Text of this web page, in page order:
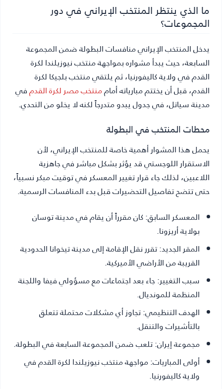
ما الذي ينتظر المنتخب الإيراني في دور
المجموعات؟
يدخل المنتخب الإيراني منافسات البطولة ضمن المجموعة
السابعة، حيث يبدأ مشواره بمواجهة منتخب نيوزيلندا لكرة
القدم في ولاية كاليفورنيا، ثم يلتقي منتخب بلجيكا لكرة
القدم، قبل أن يختتم مبارياته أماممنتخب مصر لكرة القدمفي
مدينة سياتل، في جدول يبدو متدرجاً لكنه لا يخلو من التحدي.
محطات المنتخب في البطولة
يحمل هذا المشوار أهمية خاصة للمنتخب الإيراني، لأن
الاستقرار اللوجستي قد يؤثر بشكل مباشر في جاهزية
اللاعبين، لذلك جاء قرار تغيير المعسكر في توقيت مبكر نسبياً،
حتى تتضح تفاصيل التحضيرات قبل بدء المنافسات الرسمية.
المعسكر السابق:كان مقرراً أن يقام في مدينة توسان
بولاية أريزونا.
المقر الجديد:تقرر نقل الإقامة إلى مدينة تيخوانا الحدودية
القريبة من الأراضي الأميركية.
سبب التغيير:جاء بعد اجتماعات مع مسؤولي فيفا واللجنة
المنظمة للمونديال.
الهدف التنظيمي:تجاوز أي مشكلات محتملة تتعلق
بالتأشيرات والتنقل.
مجموعة إيران:تلعب ضمن المجموعة السابعة في البطولة.
أولى المباريات:مواجهة منتخب نيوزيلندا لكرة القدم في
ولاية كاليفورنيا.